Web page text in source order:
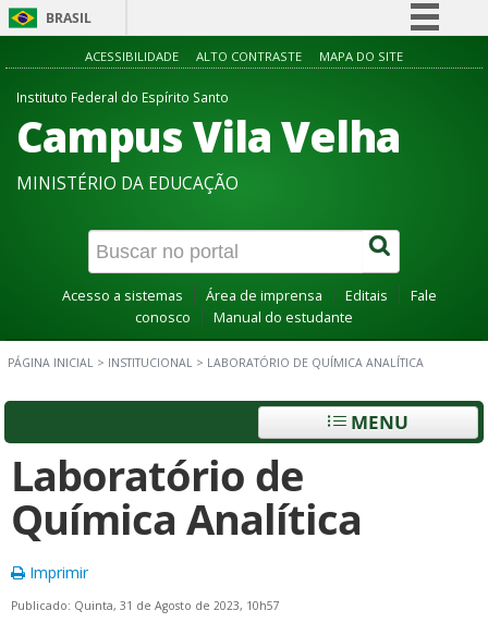
BRASIL
Simplifique!
Participe
Acesso à informação
Canais
ACESSIBILIDADE ALTO CONTRASTE MAPA DO SITE
Instituto Federal do Espírito Santo
Campus Vila Velha
MINISTÉRIO DA EDUCAÇÃO
Acesso a sistemas Área de imprensa Editais
Fale
conosco
Manual do estudante
PÁGINA INICIAL > INSTITUCIONAL > LABORATÓRIO DE QUÍMICA ANALÍTICA
MENU
Laboratório de
Química Analítica
Imprimir
Publicado: Quinta, 31 de Agosto de 2023, 10h57